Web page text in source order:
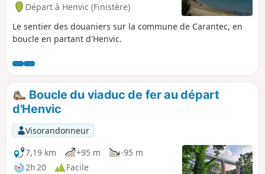
Départ à Henvic (Finistère)
Le sentier des douaniers sur la commune de Carantec, en
boucle en partant d'Henvic.
Boucle du viaduc de fer au départ
d'Henvic
Visorandonneur
7,19 km
+95 m
-95 m
2h 20
Facile